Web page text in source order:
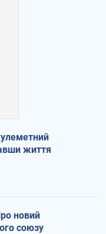
життя
новий
союзу